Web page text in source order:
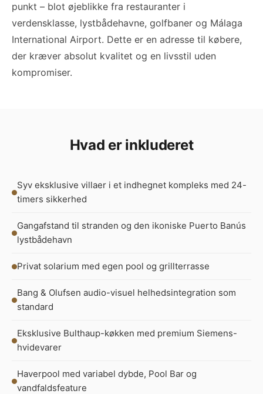
punkt – blot øjeblikke fra restauranter i
verdensklasse, lystbådehavne, golfbaner og Málaga
International Airport. Dette er en adresse til købere,
der kræver absolut kvalitet og en livsstil uden
kompromiser.
Hvad er inkluderet
Syv eksklusive villaer i et indhegnet kompleks med 24-
timers sikkerhed
Gangafstand til stranden og den ikoniske Puerto Banús
lystbådehavn
Privat solarium med egen pool og grillterrasse
Bang & Olufsen audio-visuel helhedsintegration som
standard
Eksklusive Bulthaup-køkken med premium Siemens-
hvidevarer
Haverpool med variabel dybde, Pool Bar og
vandfaldsfeature